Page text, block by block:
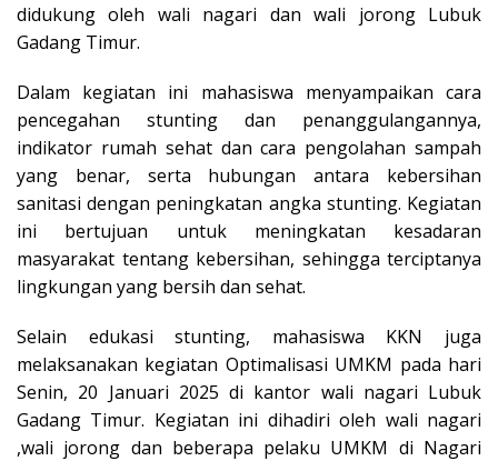
didukung oleh wali nagari dan wali jorong Lubuk
Gadang Timur.
Dalam kegiatan ini mahasiswa menyampaikan cara
pencegahan stunting dan penanggulangannya,
indikator rumah sehat dan cara pengolahan sampah
yang benar, serta hubungan antara kebersihan
sanitasi dengan peningkatan angka stunting. Kegiatan
ini bertujuan untuk meningkatan kesadaran
masyarakat tentang kebersihan, sehingga terciptanya
lingkungan yang bersih dan sehat.
Selain edukasi stunting, mahasiswa KKN juga
melaksanakan kegiatan Optimalisasi UMKM pada hari
Senin, 20 Januari 2025 di kantor wali nagari Lubuk
Gadang Timur. Kegiatan ini dihadiri oleh wali nagari
,wali jorong dan beberapa pelaku UMKM di Nagari